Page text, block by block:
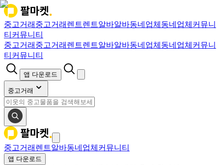
중고거래 중고거래 렌트렌트알바알바동네업체 동네업체 커뮤니
티 커뮤니티
중고거래 중고거래 렌트렌트알바알바동네업체 동네업체 커뮤니
티 커뮤니티
앱 다운로드
중고거래
중고거래 렌트알바동네업체 커뮤니티
앱 다운로드